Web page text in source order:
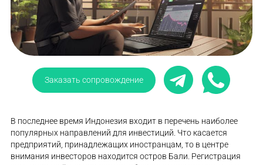
Заказать сопровождение
В последнее время Индонезия входит в перечень наиболее
популярных направлений для инвестиций. Что касается
предприятий, принадлежащих иностранцам, то в центре
внимания инвесторов находится остров Бали. Регистрация